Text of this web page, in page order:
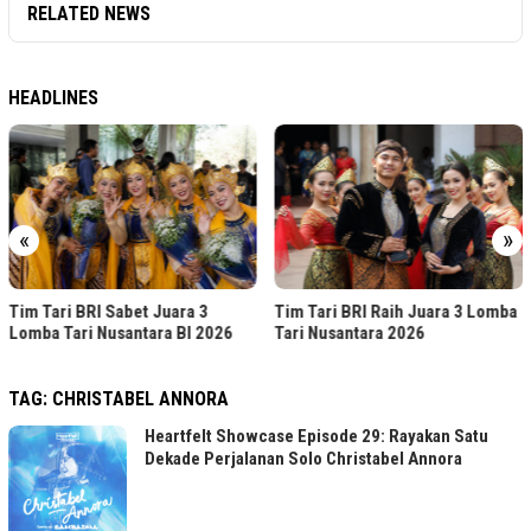
RELATED NEWS
HEADLINES
« »
Tim Tari BRI Sabet Juara 3
Lomba Tari Nusantara BI 2026
Tim Tari BRI Raih Juara 3 Lomba
Tari Nusantara 2026
TAG: CHRISTABEL ANNORA
Heartfelt Showcase Episode 29: Rayakan Satu
Dekade Perjalanan Solo Christabel Annora